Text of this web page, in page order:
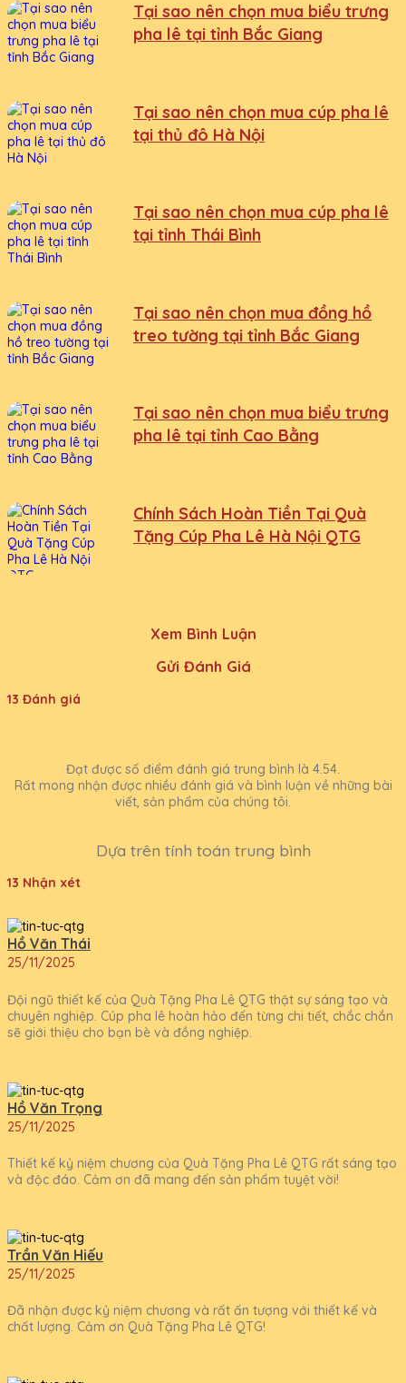
Tại sao nên chọn mua biểu trưng
pha lê tại tỉnh Bắc Giang
Tại sao nên chọn mua cúp pha lê
tại thủ đô Hà Nội
Tại sao nên chọn mua cúp pha lê
tại tỉnh Thái Bình
Tại sao nên chọn mua đồng hồ
treo tường tại tỉnh Bắc Giang
Tại sao nên chọn mua biểu trưng
pha lê tại tỉnh Cao Bằng
Chính Sách Hoàn Tiền Tại Quà
Tặng Cúp Pha Lê Hà Nội QTG
Xem Bình Luận
Gửi Đánh Giá
13 Đánh giá
Đạt được số điểm đánh giá trung bình là 4.54.
Rất mong nhận được nhiều đánh giá và bình luận về những bài
viết, sản phẩm của chúng tôi.
Dựa trên tính toán trung bình
13 Nhận xét
Hồ Văn Thái
25/11/2025
Đội ngũ thiết kế của Quà Tặng Pha Lê QTG thật sự sáng tạo và
chuyên nghiệp. Cúp pha lê hoàn hảo đến từng chi tiết, chắc chắn
sẽ giới thiệu cho bạn bè và đồng nghiệp.
Hồ Văn Trọng
25/11/2025
Thiết kế kỷ niệm chương của Quà Tặng Pha Lê QTG rất sáng tạo
và độc đáo. Cảm ơn đã mang đến sản phẩm tuyệt vời!
Trần Văn Hiếu
25/11/2025
Đã nhận được kỷ niệm chương và rất ấn tượng với thiết kế và
chất lượng. Cảm ơn Quà Tặng Pha Lê QTG!